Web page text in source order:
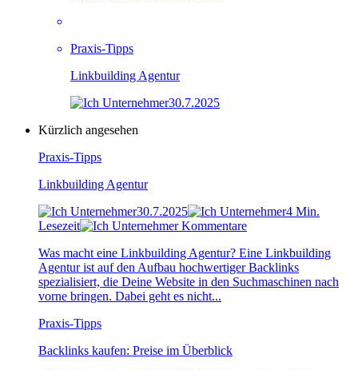
Praxis-Tipps
Linkbuilding Agentur
30.7.2025
Kürzlich angesehen
Praxis-Tipps
Linkbuilding Agentur
30.7.2025
4 Min.
Lesezeit
Kommentare
Was macht eine Linkbuilding Agentur? Eine Linkbuilding
Agentur ist auf den Aufbau hochwertiger Backlinks
spezialisiert, die Deine Website in den Suchmaschinen nach
vorne bringen. Dabei geht es nicht...
Praxis-Tipps
Backlinks kaufen: Preise im Überblick